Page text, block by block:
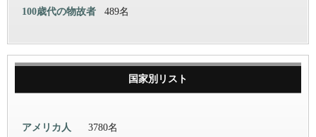
100歳代の物故者 489名
国家別リスト
アメリカ人 3780名